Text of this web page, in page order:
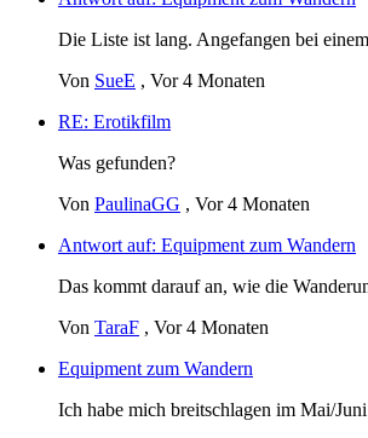
Die Liste ist lang. Angefangen bei
Von SueE , Vor 4 Monaten
RE: Erotikfilm
Was gefunden?
Von PaulinaGG , Vor 4 Monaten
Antwort auf: Equipment zum Wandern
Das kommt darauf an, wie die
Von TaraF , Vor 4 Monaten
Equipment zum Wandern
Ich habe mich breitschlagen im Mai/